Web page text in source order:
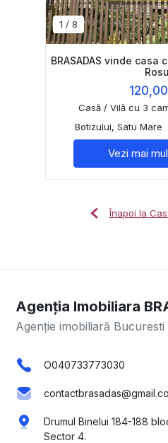
1 / 8
BRASADAS vinde casa
Casă / Vilă cu 3
Botizului, Satu Mare
Vezi mai
Înapoi la
Agenția Imobiliara
Agenție imobiliară Bucuresti
O040733773030
Drumul Binelui 184-188
Sector 4.